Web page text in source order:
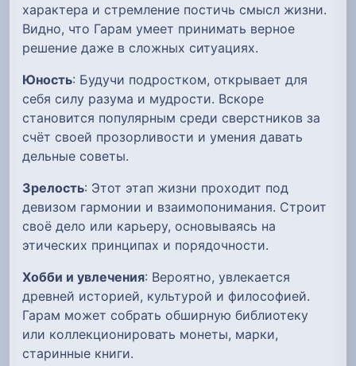
характера и стремление постичь смысл жизни.
Видно, что Гарам умеет принимать верное
решение даже в сложных ситуациях.
Юность: Будучи подростком, открывает для
себя силу разума и мудрости. Вскоре
становится популярным среди сверстников за
счёт своей прозорливости и умения давать
дельные советы.
Зрелость: Этот этап жизни проходит под
девизом гармонии и взаимопонимания. Строит
своё дело или карьеру, основываясь на
этических принципах и порядочности.
Хобби и увлечения: Вероятно, увлекается
древней историей, культурой и философией.
Гарам может собрать обширную библиотеку
или коллекционировать монеты, марки,
старинные книги.